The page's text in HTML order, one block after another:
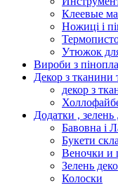
Клеевые
Ножиці і
Утюжок
Вироби з
Декор з тканини
декор з
Додатки ,
Бавовна і
Букети
Веночки и
Зелень
Колоски